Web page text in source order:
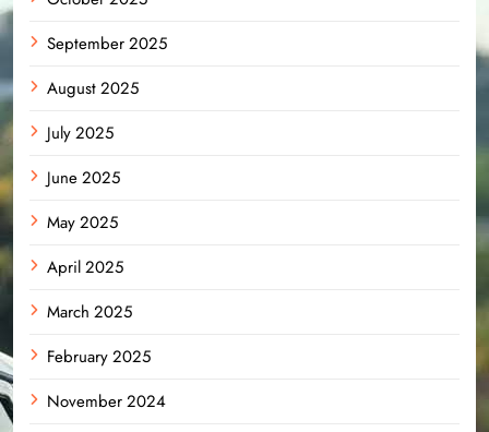
September 2025
August 2025
July 2025
June 2025
May 2025
April 2025
March 2025
February 2025
November 2024